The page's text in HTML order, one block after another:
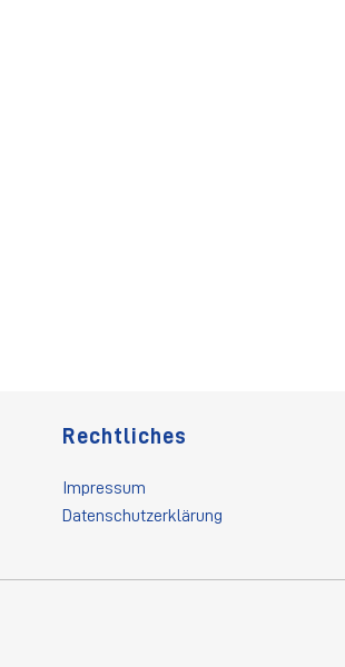
Rechtliches
Impressum
Datenschutzerklärung